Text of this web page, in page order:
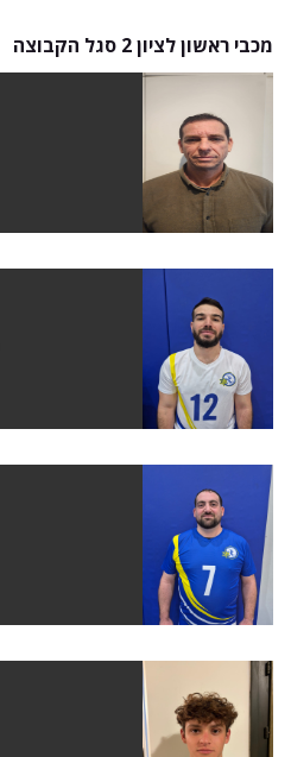
מכבי ראשון לציון 2 סגל הקבוצה